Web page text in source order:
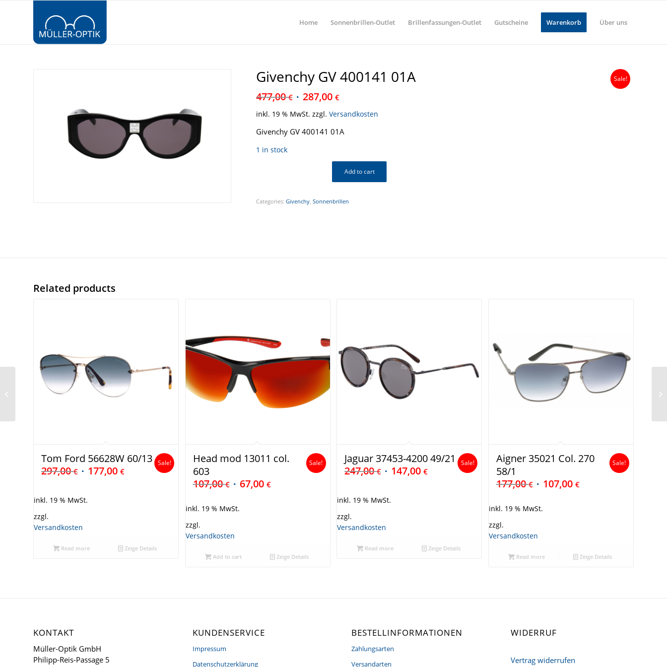
Home Sonnenbrillen-Outlet Brillenfassungen-Outlet Gutscheine Warenkorb Über uns
Sale!
Givenchy GV 400141 01A
477,00€ 287,00€
inkl. 19 % MwSt. zzgl.Versandkosten
Givenchy GV 400141 01A
1 in stock
Add to cart
Categories:Givenchy ,Sonnenbrillen
Related products
Tom Ford 56628W 60/13
297,00€ 177,00 €
Sale!
inkl. 19 % MwSt.
zzgl.
Versandkosten
Read more Zeige Details
Head mod 13011 col.
603
107,00€ 67,00 €
Sale!
inkl. 19 % MwSt.
zzgl.
Versandkosten
Add to cart Zeige Details
Jaguar 37453-4200 49/21
247,00€ 147,00€
Sale!
inkl. 19 % MwSt.
zzgl.
Versandkosten
Read more Zeige Details
Aigner 35021 Col. 270
58/1
177,00€ 107,00 €
Sale!
inkl. 19 % MwSt.
zzgl.
Versandkosten
Read more Zeige Details
KONTAKT
Müller-Optik GmbH
Philipp-Reis-Passage 5
KUNDENSERVICE
Impressum
Datenschutzerklärung
BESTELLINFORMATIONEN
Zahlungsarten
Versandarten
WIDERRUF
Vertrag widerrufen
Givenchy GV 40015U